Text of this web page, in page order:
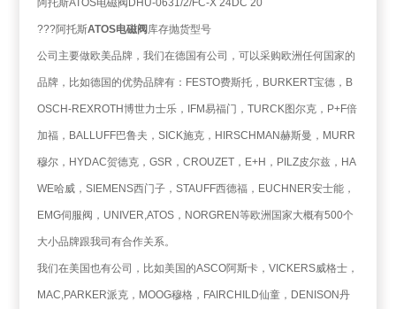
阿托斯ATOS电磁阀DHU-0631/2/FC-X 24DC 20
???阿托斯ATOS电磁阀 库存抛货型号
公司主要做欧美品牌，我们在德国有公司，可以采购欧洲任何国家的
品牌，比如德国的优势品牌有：FESTO费斯托，BURKERT宝德，B
OSCH-REXROTH博世力士乐，IFM易福门，TURCK图尔克，P+F倍
加福，BALLUFF巴鲁夫，SICK施克，HIRSCHMAN赫斯曼，MURR
穆尔，HYDAC贺德克，GSR，CROUZET，E+H，PILZ皮尔兹，HA
WE哈威，SIEMENS西门子，STAUFF西德福，EUCHNER安士能，
EMG伺服阀，UNIVER,ATOS，NORGREN等欧洲国家大概有500个
大小品牌跟我司有合作关系。
我们在美国也有公司，比如美国的ASCO阿斯卡，VICKERS威格士，
MAC,PARKER派克，MOOG穆格，FAIRCHILD仙童，DENISON丹